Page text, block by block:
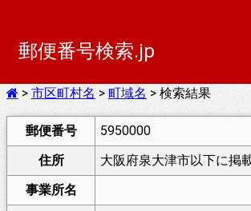
郵便番号検索.jp
> 市区町村名 > 町域名 > 検索結果
郵便番号
5950000
住所
大阪府泉大津市以下に掲
事業所名